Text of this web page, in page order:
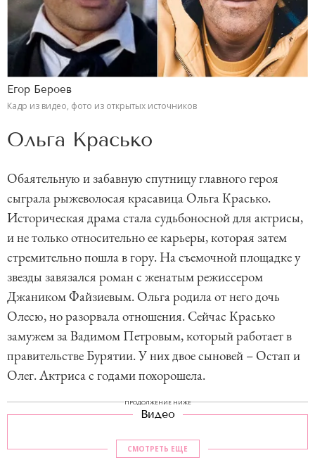
Егор Бероев
Кадр из видео, фото из открытых источников
Ольга Красько
Обаятельную и забавную спутницу главного героя
сыграла рыжеволосая красавица Ольга Красько.
Историческая драма стала судьбоносной для актрисы,
и не только относительно ее карьеры, которая затем
стремительно пошла в гору. На съемочной площадке у
звезды завязался роман с женатым режиссером
Джаником Файзиевым. Ольга родила от него дочь
Олесю, но разорвала отношения. Сейчас Красько
замужем за Вадимом Петровым, который работает в
правительстве Бурятии. У них двое сыновей – Остап и
Олег. Актриса с годами похорошела.
ПРОДОЛЖЕНИЕ НИЖЕ
Видео
СМОТРЕТЬ ЕЩЕ